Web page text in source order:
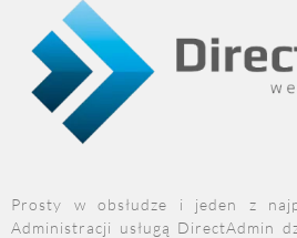
Prosty w obsłudze i jeden z
Administracji usługą DirectAdmin